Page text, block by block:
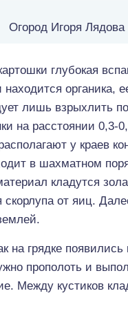
Огород Игоря Лядова
глубокая
находится органика,
лишь взрыхлить
на расстоянии 0,3-
у краев
в шахматном
кладутся
скорлупа от яиц.
на грядке
прополоть и
Между кустиков